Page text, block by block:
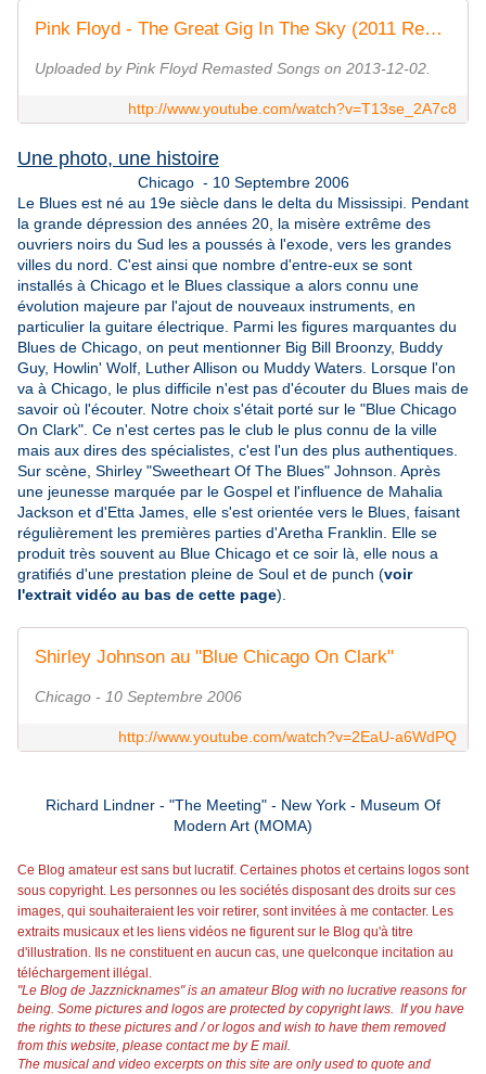
Pink Floyd - The Great Gig In The Sky (2011 Remastered)
Uploaded by Pink Floyd Remasted Songs on 2013-12-02.
http://www.youtube.com/watch?v=T13se_2A7c8
Une photo, une histoire
Chicago - 10 Septembre 2006
Le Blues est né au 19e siècle dans le delta du Mississipi. Pendant
la grande dépression des années 20, la misère extrême des
ouvriers noirs du Sud les a poussés à l'exode, vers les grandes
villes du nord. C'est ainsi que nombre d'entre-eux se sont
installés à Chicago et le Blues classique a alors connu une
évolution majeure par l'ajout de nouveaux instruments, en
particulier la guitare électrique. Parmi les figures marquantes du
Blues de Chicago, on peut mentionner Big Bill Broonzy, Buddy
Guy, Howlin' Wolf, Luther Allison ou Muddy Waters. Lorsque l'on
va à Chicago, le plus difficile n'est pas d'écouter du Blues mais de
savoir où l'écouter. Notre choix s'était porté sur le "Blue Chicago
On Clark". Ce n'est certes pas le club le plus connu de la ville
mais aux dires des spécialistes, c'est l'un des plus authentiques.
Sur scène, Shirley "Sweetheart Of The Blues" Johnson. Après
une jeunesse marquée par le Gospel et l'influence de Mahalia
Jackson et d'Etta James, elle s'est orientée vers le Blues, faisant
régulièrement les premières parties d'Aretha Franklin. Elle se
produit très souvent au Blue Chicago et ce soir là, elle nous a
gratifiés d'une prestation pleine de Soul et de punch (voir
l'extrait vidéo au bas de cette page).
Shirley Johnson au "Blue Chicago On Clark"
Chicago - 10 Septembre 2006
http://www.youtube.com/watch?v=2EaU-a6WdPQ
Richard Lindner - "The Meeting" - New York - Museum Of
Modern Art (MOMA)
Ce Blog amateur est sans but lucratif. Certaines photos et certains logos sont
sous copyright. Les personnes ou les sociétés disposant des droits sur ces
images, qui souhaiteraient les voir retirer, sont invitées à me contacter. Les
extraits musicaux et les liens vidéos ne figurent sur le Blog qu'à titre
d'illustration. Ils ne constituent en aucun cas, une quelconque incitation au
téléchargement illégal.
"Le Blog de Jazznicknames" is an amateur Blog with no lucrative reasons for
being. Some pictures and logos are protected by copyright laws. If you have
the rights to these pictures and / or logos and wish to have them removed
from this website, please contact me by E mail.
The musical and video excerpts on this site are only used to quote and